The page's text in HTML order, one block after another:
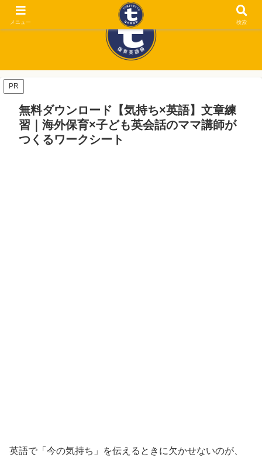
PR
無料ダウンロード【気持ち×英語】文章練
習｜海外保育×子ども英会話のママ講師が
つくるワークシート
英語で「今の気持ち」を伝えるときに欠かせないのが、
メニュー 検索